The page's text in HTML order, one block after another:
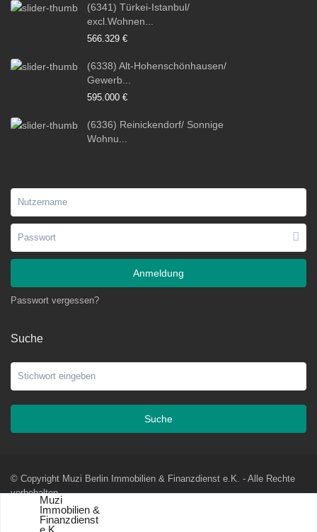
(6341) Türkei-Istanbul/
excl.Wohnen...
566.329 €
(6338) Alt-Hohenschönhausen/
Gewerb...
595.000 €
(6336) Reinickendorf/ Sonnige
Wohnu...
Anmeldung
Passwort vergessen?
Suche
Suche
© Copyright Muzi Berlin Immobilien & Finanzdienst e.K. - Alle Rechte
vorbehalten
Impressum
Muzi
Immobilien &
Finanzdienst
e.K.